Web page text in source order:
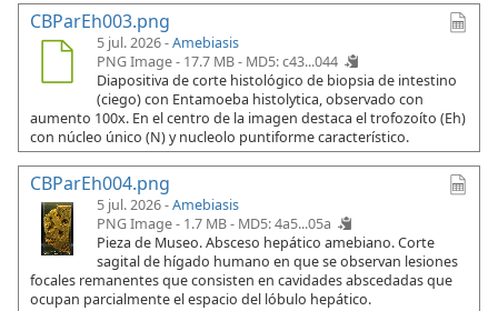
CBParEh003.png
5 jul. 2026 -Amebiasis
PNG Image - 17.7 MB - MD5: c43...044
Diapositiva de corte histológico de biopsia de intestino
(ciego) con Entamoeba histolytica, observado con
aumento 100x. En el centro de la imagen destaca el trofozoíto (Eh)
con núcleo único (N) y nucleolo puntiforme característico.
CBParEh004.png
5 jul. 2026 -Amebiasis
PNG Image - 1.7 MB - MD5: 4a5...05a
Pieza de Museo. Absceso hepático amebiano. Corte
sagital de hígado humano en que se observan lesiones
focales remanentes que consisten en cavidades abscedadas que
ocupan parcialmente el espacio del lóbulo hepático.